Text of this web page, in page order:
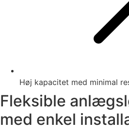
Høj kapacitet med minimal
Fleksible
med enkel